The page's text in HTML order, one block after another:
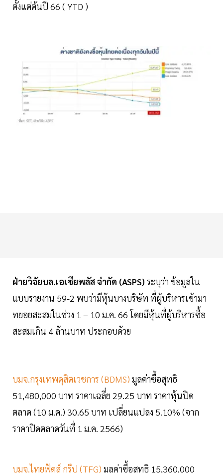
ตั้งแต่ต้นปี 66 ( YTD )
ฝ่ายวิจัยบล.เอเซียพลัส จำกัด (ASPS) ระบุว่า ข้อมูลใน
แบบรายงาน 59-2 พบว่ามีหุ้นบางบริษัท ที่ผู้บริหารเข้ามา
ทยอยสะสมในช่วง 1 – 10 ม.ค. 66 โดยมีหุ้นที่ผู้บริหารซื้อ
สะสมเกิน 4 ล้านบาท ประกอบด้วย
บมจ.กรุงเทพดุสิตเวชการ (BDMS) มูลค่าซื้อสุทธิ
51,480,000 บาท ราคาเฉลี่ย 29.25 บาท ราคาหุ้นปิด
ตลาด (10 ม.ค.) 30.65 บาท เปลี่ยนแปลง 5.10% (จาก
ราคาปิดตลาดวันที่ 1 ม.ค. 2566)
บมจ.ไทยฟู้ดส์ กรุ๊ป (TFG) มูลค่าซื้อสุทธิ 15,360,000